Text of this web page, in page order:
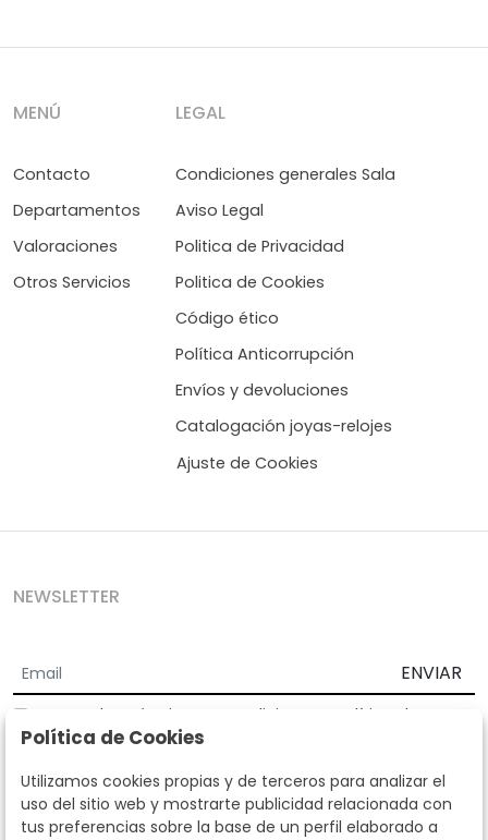
MENÚ
Contacto
Departamentos
Valoraciones
Otros Servicios
LEGAL
Condiciones generales Sala
Aviso Legal
Politica de Privacidad
Politica de Cookies
Código ético
Política Anticorrupción
Envíos y devoluciones
Catalogación joyas-relojes
Ajuste de Cookies
NEWSLETTER
ENVIAR
Acepto los Términos y Condiciones
Política de
privacidad
Según la LOPD y disposiciones de desarrollo, informamos que sus
datos personales serán tratados por parte de Subastas Segre con la
finalidad de gestionar la relación comercial. Puede ejercitar los
derechos de acceso, rectificación, cancelación, oposición y demás
Política de Cookies
Utilizamos cookies propias y de terceros para analizar el
uso del sitio web y mostrarte publicidad relacionada con
tus preferencias sobre la base de un perfil elaborado a